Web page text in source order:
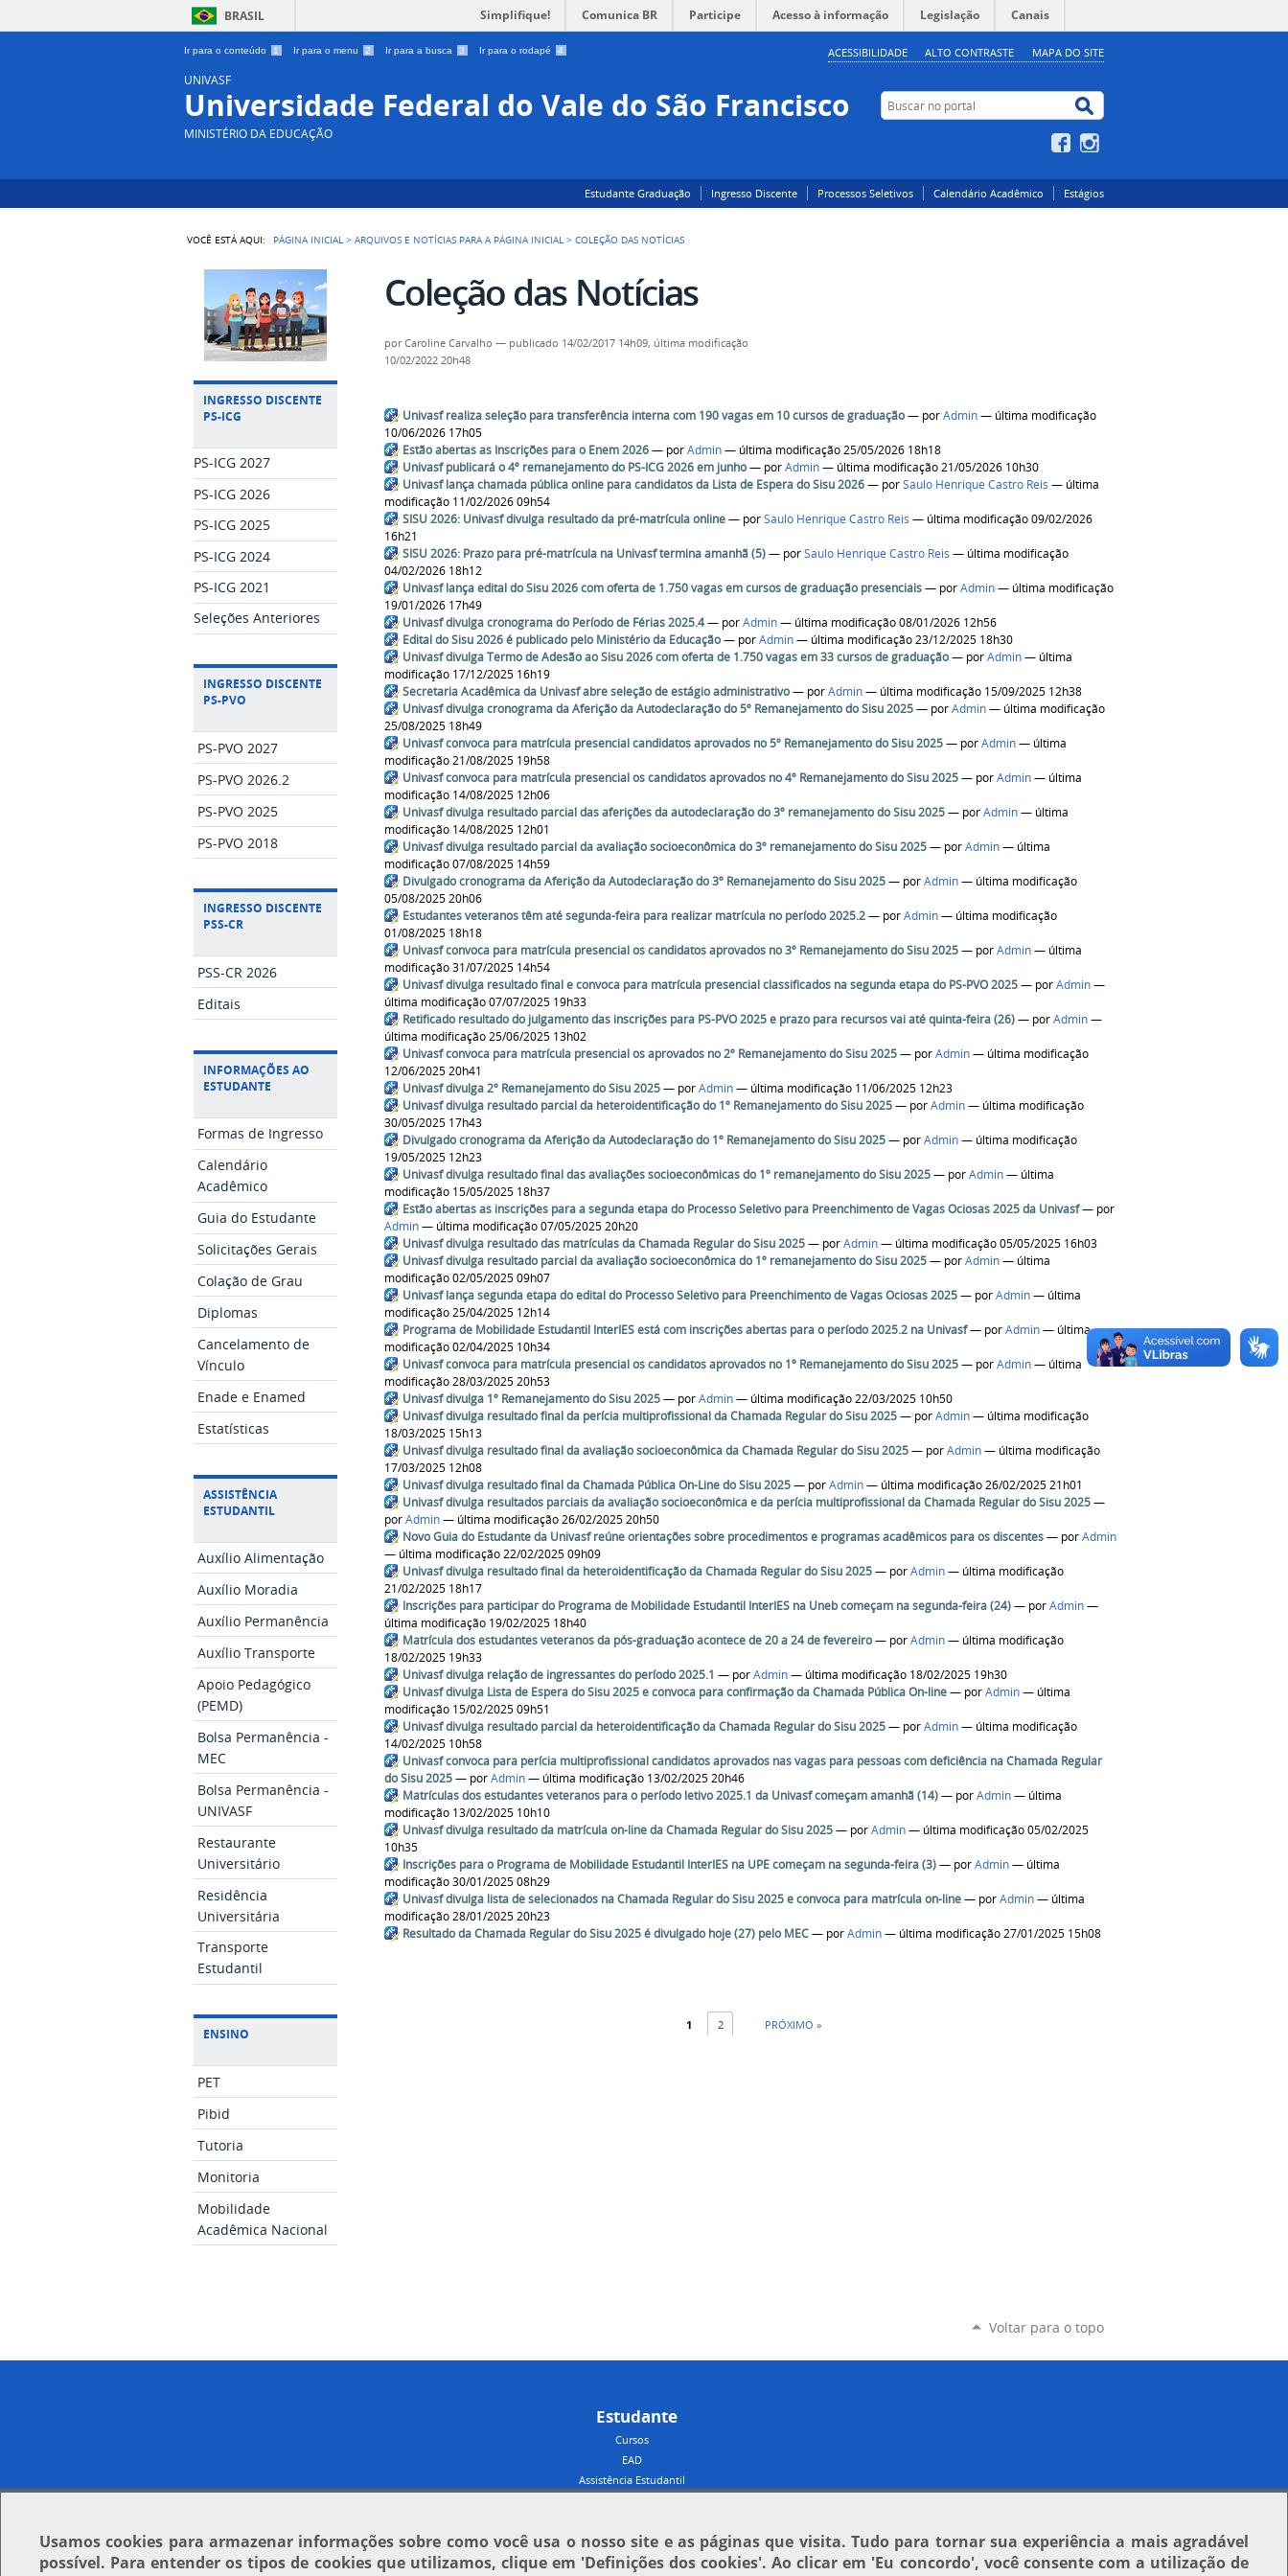
BRASIL Simplifique! Comunica BR Participe Acesso à informação Legislação Canais
Ir para o conteúdo 1 Ir para o menu 2 Ir para a busca 3 Ir para o rodapé 4 ACESSIBILIDADE ALTO CONTRASTE MAPA DO SITE
UNIVASF
Universidade Federal do Vale do São Francisco
MINISTÉRIO DA EDUCAÇÃO
Buscar no portal
Facebook
Estudante Graduação Ingresso Discente Processos Seletivos Calendário Acadêmico Estágios
VOCÊ ESTÁ AQUI: PÁGINA INICIAL >ARQUIVOS E NOTÍCIAS PARA A PÁGINA INICIAL >COLEÇÃO DAS NOTÍCIAS
INGRESSO DISCENTE
PS-ICG
PS-ICG 2027
PS-ICG 2026
PS-ICG 2025
PS-ICG 2024
PS-ICG 2021
Seleções Anteriores
INGRESSO DISCENTE
PS-PVO
PS-PVO 2027
PS-PVO 2026.2
PS-PVO 2025
PS-PVO 2018
INGRESSO DISCENTE
PSS-CR
PSS-CR 2026
Editais
INFORMAÇÕES AO
ESTUDANTE
Formas de Ingresso
Calendário
Acadêmico
Guia do Estudante
Solicitações Gerais
Colação de Grau
Diplomas
Cancelamento de
Vínculo
Enade e Enamed
Estatísticas
ASSISTÊNCIA
ESTUDANTIL
Auxílio Alimentação
Auxílio Moradia
Auxílio Permanência
Auxílio Transporte
Apoio Pedagógico
(PEMD)
Bolsa Permanência -
MEC
Bolsa Permanência -
UNIVASF
Restaurante
Universitário
Residência
Universitária
Transporte
Estudantil
ENSINO
PET
Pibid
Tutoria
Monitoria
Mobilidade
Acadêmica Nacional
Coleção das Notícias
porCaroline Carvalho — publicado 14/02/2017 14h09, última modificação
10/02/2022 20h48
Univasf realiza seleção para transferência interna com 190 vagas em 10 cursos de graduação— porAdmin— última modificação
10/06/2026 17h05
Estão abertas as Inscrições para o Enem 2026— porAdmin— última modificação 25/05/2026 18h18
Univasf publicará o 4º remanejamento do PS-ICG 2026 em junho— porAdmin— última modificação 21/05/2026 10h30
Univasf lança chamada pública online para candidatos da Lista de Espera do Sisu 2026— porSaulo Henrique Castro Reis — última
modificação 11/02/2026 09h54
SISU 2026: Univasf divulga resultado da pré-matrícula online— porSaulo Henrique Castro Reis — última modificação 09/02/2026
16h21
SISU 2026: Prazo para pré-matrícula na Univasf termina amanhã (5)— porSaulo Henrique Castro Reis — última modificação
04/02/2026 18h12
Univasf lança edital do Sisu 2026 com oferta de 1.750 vagas em cursos de graduação presenciais— porAdmin— última modificação
19/01/2026 17h49
Univasf divulga cronograma do Período de Férias 2025.4— porAdmin— última modificação 08/01/2026 12h56
Edital do Sisu 2026 é publicado pelo Ministério da Educação— porAdmin— última modificação 23/12/2025 18h30
Univasf divulga Termo de Adesão ao Sisu 2026 com oferta de 1.750 vagas em 33 cursos de graduação— porAdmin— última
modificação 17/12/2025 16h19
Secretaria Acadêmica da Univasf abre seleção de estágio administrativo— porAdmin— última modificação 15/09/2025 12h38
Univasf divulga cronograma da Aferição da Autodeclaração do 5º Remanejamento do Sisu 2025— porAdmin— última modificação
25/08/2025 18h49
Univasf convoca para matrícula presencial candidatos aprovados no 5º Remanejamento do Sisu 2025— porAdmin— última
modificação 21/08/2025 19h58
Univasf convoca para matrícula presencial os candidatos aprovados no 4º Remanejamento do Sisu 2025— porAdmin— última
modificação 14/08/2025 12h06
Univasf divulga resultado parcial das aferições da autodeclaração do 3º remanejamento do Sisu 2025— porAdmin— última
modificação 14/08/2025 12h01
Univasf divulga resultado parcial da avaliação socioeconômica do 3º remanejamento do Sisu 2025— porAdmin— última
modificação 07/08/2025 14h59
Divulgado cronograma da Aferição da Autodeclaração do 3º Remanejamento do Sisu 2025— porAdmin— última modificação
05/08/2025 20h06
Estudantes veteranos têm até segunda-feira para realizar matrícula no período 2025.2— porAdmin— última modificação
01/08/2025 18h18
Univasf convoca para matrícula presencial os candidatos aprovados no 3º Remanejamento do Sisu 2025— porAdmin— última
modificação 31/07/2025 14h54
Univasf divulga resultado final e convoca para matrícula presencial classificados na segunda etapa do PS-PVO 2025— porAdmin—
última modificação 07/07/2025 19h33
Retificado resultado do julgamento das inscrições para PS-PVO 2025 e prazo para recursos vai até quinta-feira (26)— porAdmin—
última modificação 25/06/2025 13h02
Univasf convoca para matrícula presencial os aprovados no 2º Remanejamento do Sisu 2025— porAdmin— última modificação
12/06/2025 20h41
Univasf divulga 2º Remanejamento do Sisu 2025— porAdmin— última modificação 11/06/2025 12h23
Univasf divulga resultado parcial da heteroidentificação do 1º Remanejamento do Sisu 2025— porAdmin— última modificação
30/05/2025 17h43
Divulgado cronograma da Aferição da Autodeclaração do 1º Remanejamento do Sisu 2025— porAdmin— última modificação
19/05/2025 12h23
Univasf divulga resultado final das avaliações socioeconômicas do 1º remanejamento do Sisu 2025— porAdmin— última
modificação 15/05/2025 18h37
Estão abertas as inscrições para a segunda etapa do Processo Seletivo para Preenchimento de Vagas Ociosas 2025 da Univasf— por
Admin— última modificação 07/05/2025 20h20
Univasf divulga resultado das matrículas da Chamada Regular do Sisu 2025— porAdmin— última modificação 05/05/2025 16h03
Univasf divulga resultado parcial da avaliação socioeconômica do 1º remanejamento do Sisu 2025— porAdmin— última
modificação 02/05/2025 09h07
Univasf lança segunda etapa do edital do Processo Seletivo para Preenchimento de Vagas Ociosas 2025— porAdmin— última
modificação 25/04/2025 12h14
Programa de Mobilidade Estudantil InterIES está com inscrições abertas para o período 2025.2 na Univasf— porAdmin— última
modificação 02/04/2025 10h34
Univasf convoca para matrícula presencial os candidatos aprovados no 1º Remanejamento do Sisu 2025— porAdmin— última
modificação 28/03/2025 20h53
Univasf divulga 1º Remanejamento do Sisu 2025— porAdmin— última modificação 22/03/2025 10h50
Univasf divulga resultado final da perícia multiprofissional da Chamada Regular do Sisu 2025— porAdmin— última modificação
18/03/2025 15h13
Univasf divulga resultado final da avaliação socioeconômica da Chamada Regular do Sisu 2025— porAdmin— última modificação
17/03/2025 12h08
Univasf divulga resultado final da Chamada Pública On-Line do Sisu 2025— porAdmin— última modificação 26/02/2025 21h01
Univasf divulga resultados parciais da avaliação socioeconômica e da perícia multiprofissional da Chamada Regular do Sisu 2025—
porAdmin— última modificação 26/02/2025 20h50
Novo Guia do Estudante da Univasf reúne orientações sobre procedimentos e programas acadêmicos para os discentes— porAdmin
— última modificação 22/02/2025 09h09
Univasf divulga resultado final da heteroidentificação da Chamada Regular do Sisu 2025— porAdmin— última modificação
21/02/2025 18h17
Inscrições para participar do Programa de Mobilidade Estudantil InterIES na Uneb começam na segunda-feira (24)— porAdmin—
última modificação 19/02/2025 18h40
Matrícula dos estudantes veteranos da pós-graduação acontece de 20 a 24 de fevereiro— porAdmin— última modificação
18/02/2025 19h33
Univasf divulga relação de ingressantes do período 2025.1 — porAdmin— última modificação 18/02/2025 19h30
Univasf divulga Lista de Espera do Sisu 2025 e convoca para confirmação da Chamada Pública On-line— porAdmin— última
modificação 15/02/2025 09h51
Univasf divulga resultado parcial da heteroidentificação da Chamada Regular do Sisu 2025— porAdmin— última modificação
14/02/2025 10h58
Univasf convoca para perícia multiprofissional candidatos aprovados nas vagas para pessoas com deficiência na Chamada Regular
do Sisu 2025— porAdmin— última modificação 13/02/2025 20h46
Matrículas dos estudantes veteranos para o período letivo 2025.1 da Univasf começam amanhã (14)— porAdmin— última
modificação 13/02/2025 10h10
Univasf divulga resultado da matrícula on-line da Chamada Regular do Sisu 2025— porAdmin— última modificação 05/02/2025
10h35
Inscrições para o Programa de Mobilidade Estudantil InterIES na UPE começam na segunda-feira (3)— porAdmin— última
modificação 30/01/2025 08h29
Univasf divulga lista de selecionados na Chamada Regular do Sisu 2025 e convoca para matrícula on-line— porAdmin— última
modificação 28/01/2025 20h23
Resultado da Chamada Regular do Sisu 2025 é divulgado hoje (27) pelo MEC— porAdmin— última modificação 27/01/2025 15h08
1 2 PRÓXIMO »
Voltar para o topo
Estudante
Cursos
EAD
Assistência Estudantil
Usamoscookies para armazenar informações sobre como você usa o nosso site e as páginas que visita. Tudo para tornar sua experiência a mais agradável
possível. Para entender os tipos de cookies que utilizamos, clique em 'Definições dos cookies'. Ao clicar em 'Eu concordo', você consente com a utilização de